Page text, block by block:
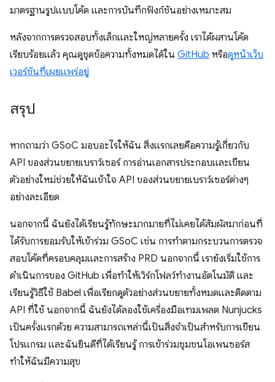
มาตรฐานรูปแบบโค้ด และการบันทึกฟังก์ชันอย่างเหมาะสม
หลังจากการตรวจสอบทั้งเล็กและใหญ่หลายครั้ง เราได้ผสานโค้ด
เรียบร้อยแล้ว คุณดูชุดข้อความทั้งหมดได้ใน GitHub หรือดูหน้าเว็บ
เวอร์ชันที่เผยแพร่อยู่
สรุป
หากถามว่า GSoC มอบอะไรให้ฉัน สิ่งแรกเลยคือความรู้เกี่ยวกับ
API ของส่วนขยายเบราว์เซอร์ การอ่านเอกสารประกอบและเขียน
ตัวอย่างใหม่ช่วยให้ฉันเข้าใจ API ของส่วนขยายเบราว์เซอร์ต่างๆ
อย่างละเอียด
นอกจากนี้ ฉันยังได้เรียนรู้ทักษะมากมายที่ไม่เคยได้สัมผัสมาก่อนที่
ได้รับการยอมรับให้เข้าร่วม GSoC เช่น การทำตามกระบวนการตรวจ
สอบโค้ดที่ครอบคลุมและการสร้าง PRD นอกจากนี้ เรายังเริ่มใช้การ
ดำเนินการของ GitHub เพื่อทำให้เวิร์กโฟลว์ทำงานอัตโนมัติ และ
เรียนรู้วิธีใช้ Babel เพื่อเรียกดูตัวอย่างส่วนขยายทั้งหมดและติดตาม
API ที่ใช้ นอกจากนี้ ฉันยังได้ลองใช้เครื่องมือเทมเพลต Nunjucks
เป็นครั้งแรกด้วย ความสามารถเหล่านี้เป็นสิ่งจําเป็นสําหรับการเขียน
โปรแกรม และฉันยินดีที่ได้เรียนรู้ การเข้าร่วมชุมชนโอเพนซอร์ส
ทำให้ฉันมีความสุข